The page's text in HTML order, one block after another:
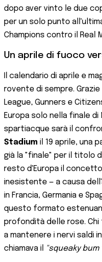
dopo aver vinto le due
per un solo punto
Champions contro il Real
Un aprile di fuoco
Il calendario di aprile e
rovente di sempre.
League, Gunners e
Europa solo nella finale di
spartiacque sarà il
Stadium il 19 aprile, una
già la "finale" per il titolo
resto d'Europa il
inesistente — a causa
in Francia, Germania e
questo formato
profondità delle rose. Chi
a mantenere i nervi saldi
chiamava il
"squeaky bum